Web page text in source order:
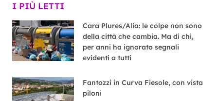
I PIÙ LETTI
Cara Plures/Alia: le colpe non sono
della città che cambia. Ma di chi,
per anni ha ignorato segnali
evidenti a tutti
Fantozzi in Curva Fiesole, con vista
piloni